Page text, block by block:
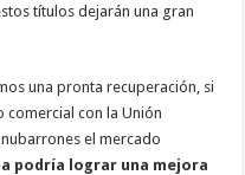
títulos dejarán una gran
una pronta recuperación, si
comercial con la Unión
el mercado
podría lograr una mejora